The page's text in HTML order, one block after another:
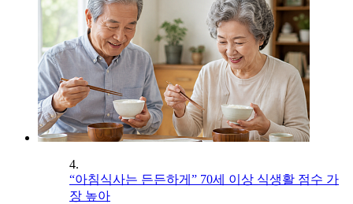
4.
“아침식사는 든든하게” 70세 이상 식생활 점수 가
장 높아